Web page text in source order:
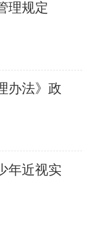
理规定
办法》政
年近视实